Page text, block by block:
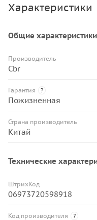
Характеристики
Общие характеристики
Производитель
Cbr
Гарантия ?
Пожизненная
Страна производитель
Китай
Технические
ШтрихКод
06973720598918
Код производителя ?